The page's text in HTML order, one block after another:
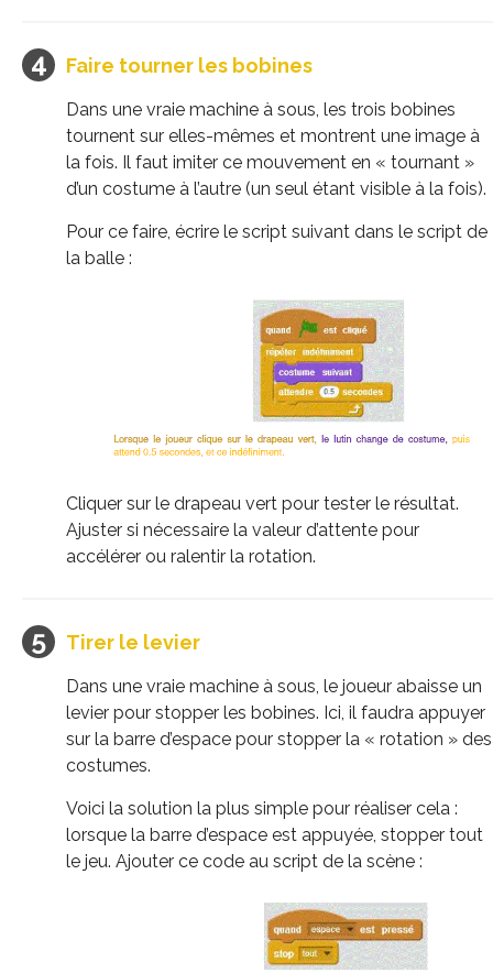
Faire tourner les bobines
Dans une vraie machine à sous, les trois bobines
tournent sur elles-mêmes et montrent une image à
la fois. Il faut imiter ce mouvement en « tournant »
d’un costume à l’autre (un seul étant visible à la fois).
Pour ce faire, écrire le script suivant dans le script de
la balle :
Cliquer sur le drapeau vert pour tester le résultat.
Ajuster si nécessaire la valeur d’attente pour
accélérer ou ralentir la rotation.
Tirer le levier
Dans une vraie machine à sous, le joueur abaisse un
levier pour stopper les bobines. Ici, il faudra appuyer
sur la barre d’espace pour stopper la « rotation » des
costumes.
Voici la solution la plus simple pour réaliser cela :
lorsque la barre d’espace est appuyée, stopper tout
le jeu. Ajouter ce code au script de la scène :